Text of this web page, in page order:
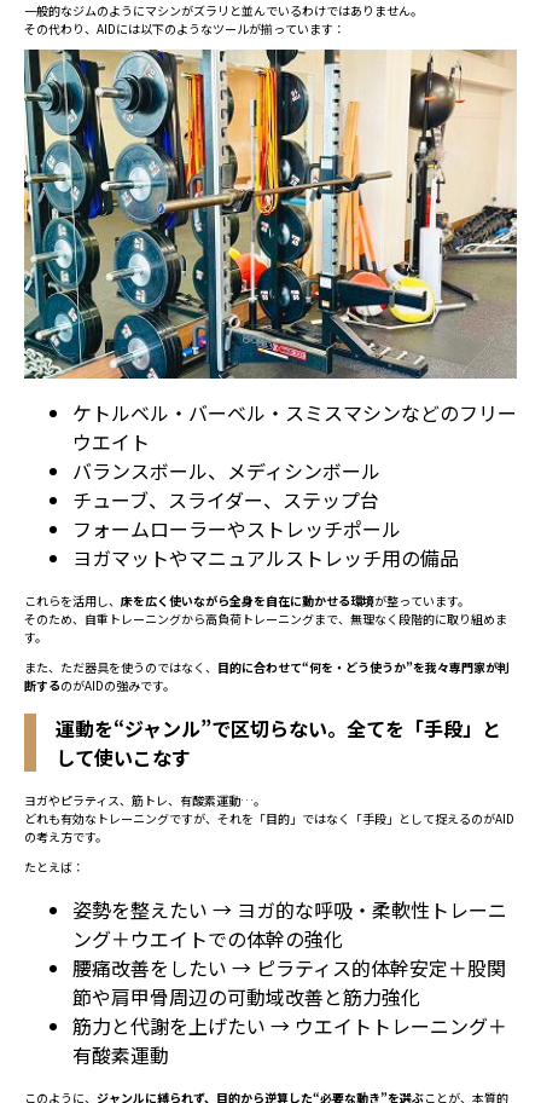
一般的なジムのようにマシンがズラリと並んでいるわけではありません。
その代わり、AIDには以下のようなツールが揃っています：
ケトルベル・バーベル・スミスマシンなどのフリー
ウエイト
バランスボール、メディシンボール
チューブ、スライダー、ステップ台
フォームローラーやストレッチポール
ヨガマットやマニュアルストレッチ用の備品
これらを活用し、 床を広く使いながら全身を自在に動かせる環境が整っています。
そのため、自重トレーニングから高負荷トレーニングまで、無理なく段階的に取り組めま
す。
また、ただ器具を使うのではなく、 目的に合わせて“何を・どう使うか”を我々専門家が判
断するのがAIDの強みです。
運動を“ジャンル”で区切らない。全てを「手段」と
して使いこなす
ヨガやピラティス、筋トレ、有酸素運動…。
どれも有効なトレーニングですが、それを「目的」ではなく「手段」として捉えるのがAID
の考え方です。
たとえば：
姿勢を整えたい → ヨガ的な呼吸・柔軟性トレーニ
ング＋ウエイトでの体幹の強化
腰痛改善をしたい → ピラティス的体幹安定＋股関
節や肩甲骨周辺の可動域改善と筋力強化
筋力と代謝を上げたい → ウエイトトレーニング＋
有酸素運動
このように、 ジャンルに縛られず、目的から逆算した“必要な動き”を選ぶことが、本質的